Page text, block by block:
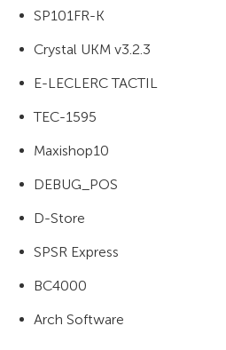
SP101FR-K
Crystal UKM v3.2.3
E-LECLERC TACTIL
TEC-1595
Maxishop10
DEBUG_POS
D-Store
SPSR Express
BC4000
Arch Software